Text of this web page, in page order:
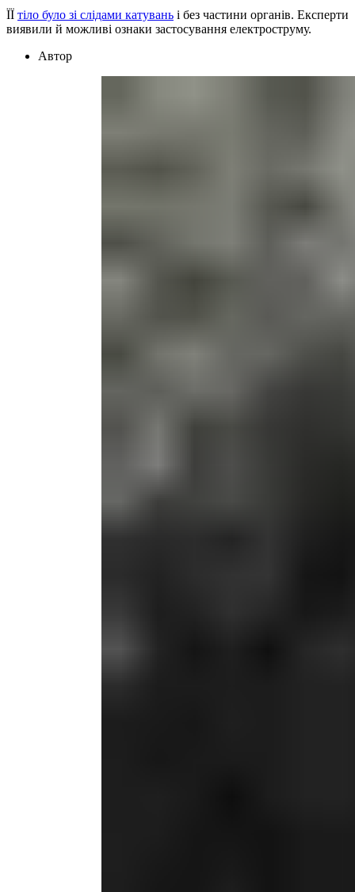
ЇЇ тіло було зі слідами катувань і без частини органів. Експерти
виявили й можливі ознаки застосування електроструму.
Автор